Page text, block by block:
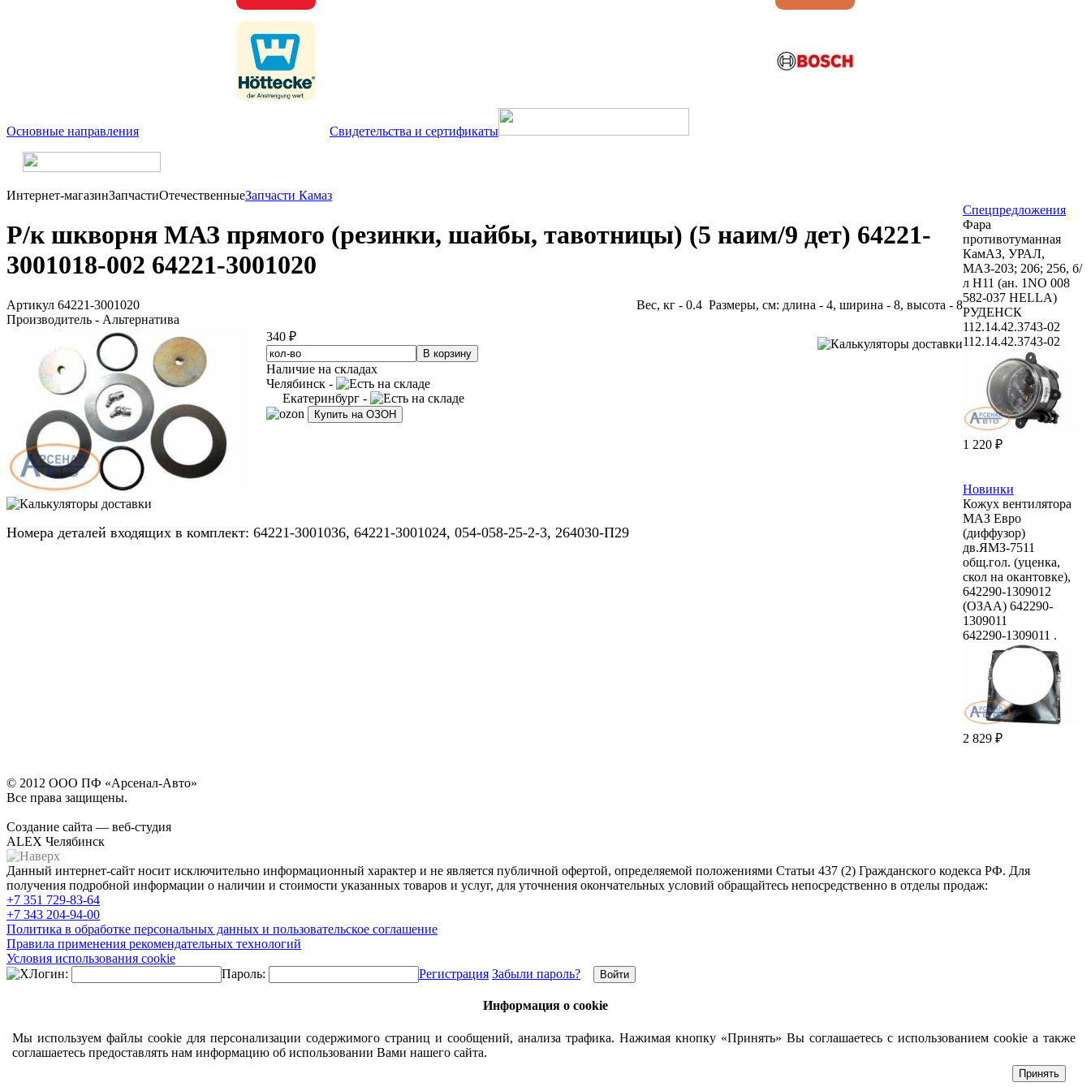
Основные направления Свидетельства и сертификаты
Интернет-магазинЗапчастиОтечественныеЗапчасти Камаз
Р/к шкворня МАЗ прямого (резинки, шайбы, тавотницы) (5 наим/9 дет) 64221-
3001018-002 64221-3001020
Артикул 64221-3001020
Производитель - Альтернатива
Вес, кг - 0.4 Размеры, см: длина - 4, ширина - 8, высота - 8
340 ₽
Наличие на складах
Челябинск -
Екатеринбург -
Купить на ОЗОН
Номера деталей входящих в комплект: 64221-3001036, 64221-3001024, 054-058-25-2-3, 264030-П29
Спецпредложения
Фара
противотуманная
КамАЗ, УРАЛ,
МАЗ-203; 206; 256, б/
л H11 (ан. 1NO 008
582-037 HELLA)
РУДЕНСК
112.14.42.3743-02
112.14.42.3743-02
1 220 ₽
Новинки
Кожух вентилятора
МАЗ Евро
(диффузор)
дв.ЯМЗ-7511
общ.гол. (уценка,
скол на окантовке),
642290-1309012
(ОЗАА) 642290-
1309011
642290-1309011 .
2 829 ₽
© 2012 ООО ПФ «Арсенал-Авто»
Все права защищены.
Создание сайта — веб-студия
ALEX Челябинск
Данный интернет-сайт носит исключительно информационный характер и не является публичной офертой, определяемой положениями Статьи 437 (2) Гражданского кодекса РФ. Для
получения подробной информации о наличии и стоимости указанных товаров и услуг, для уточнения окончательных условий обращайтесь непосредственно в отделы продаж:
+7 351 729-83-64
+7 343 204-94-00
Политика в обработке персональных данных и пользовательское соглашение
Правила применения рекомендательных технологий
Условия использования cookie
Логин:
Пароль: Регистрация Забыли пароль?
Информация о cookie
Мы используем файлы cookie для персонализации содержимого страниц и сообщений, анализа трафика. Нажимая кнопку «Принять» Вы соглашаетесь с использованием cookie а также
соглашаетесь предоставлять нам информацию об использовании Вами нашего сайта.
Принять